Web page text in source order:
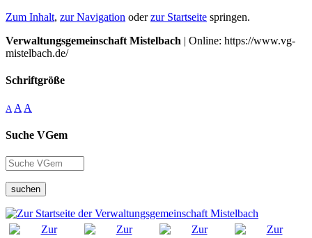
Zum Inhalt, zur Navigation oderzur Startseite springen.
Verwaltungsgemeinschaft Mistelbach | Online: https://www.vg-
mistelbach.de/
Schriftgröße
A A A
Suche VGem
suchen